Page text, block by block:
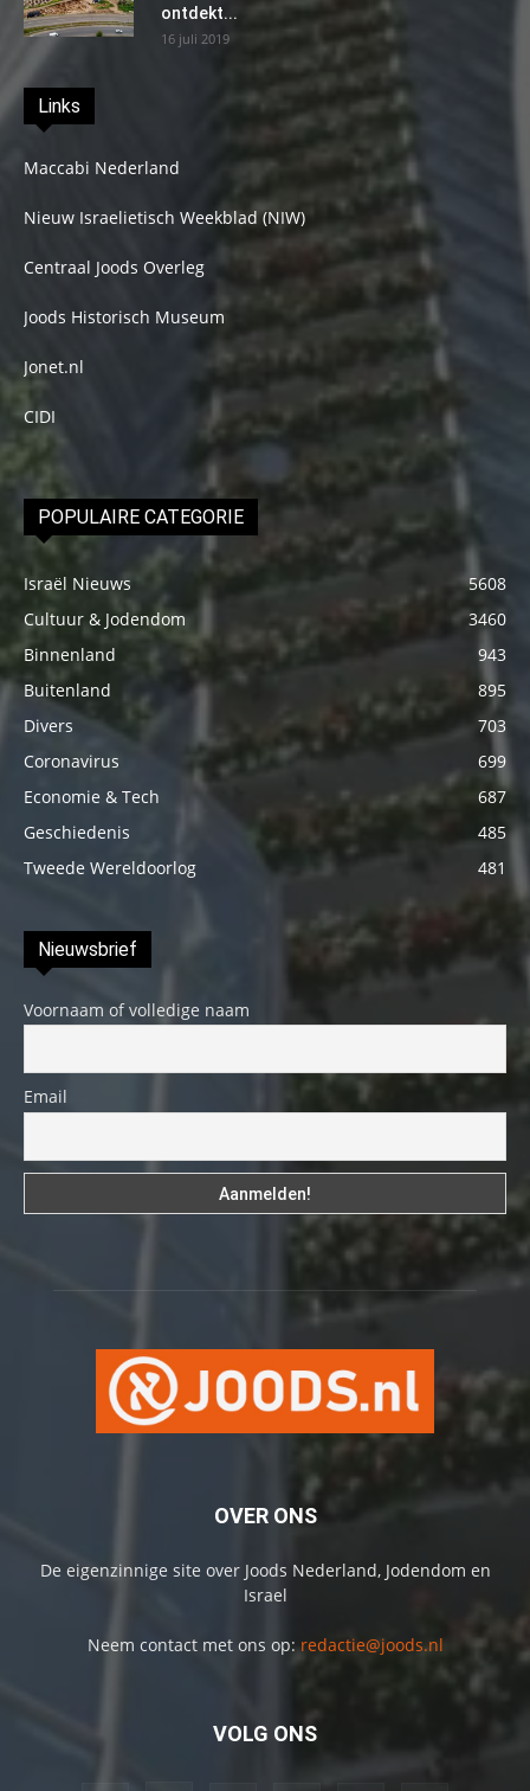
ontdekt...
16 juli 2019
Links
Maccabi Nederland
Nieuw Israelietisch Weekblad (NIW)
Centraal Joods Overleg
Joods Historisch Museum
Jonet.nl
CIDI
POPULAIRE CATEGORIE
Israël Nieuws
5608
Cultuur & Jodendom
3460
Binnenland
943
Buitenland
895
Divers
703
Coronavirus
699
Economie & Tech
687
Geschiedenis
485
Tweede Wereldoorlog
481
Nieuwsbrief
Voornaam of volledige naam
Email
OVER ONS
De eigenzinnige site over Joods Nederland, Jodendom en
Israel
Neem contact met ons op: redactie@joods.nl
VOLG ONS